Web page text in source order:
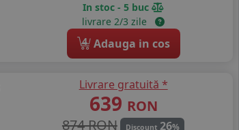
In stoc - 5 buc
livrare 2/3 zile
4 Adauga in cos
Livrare gratuită *
639 RON
874 RON
Discount 26%